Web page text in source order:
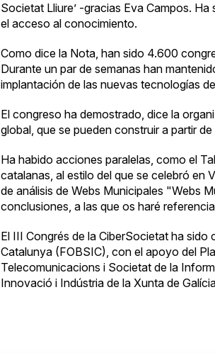
Societat Lliure’ -gracias Eva Campos. Ha
el acceso al conocimiento.
Como dice la Nota, han sido 4.600
Durante un par de semanas han
implantación de las nuevas tecnologías
El congreso ha demostrado, dice la
global, que se pueden construir a partir
Ha habido acciones paralelas, como el
catalanas, al estilo del que se celebró en
de análisis de Webs Municipales "Webs
conclusiones, a las que os haré
El III Congrés de la CiberSocietat ha
Catalunya (FOBSIC), con el apoyo del
Telecomunicacions i Societat de la
Innovació i Indústria de la Xunta de